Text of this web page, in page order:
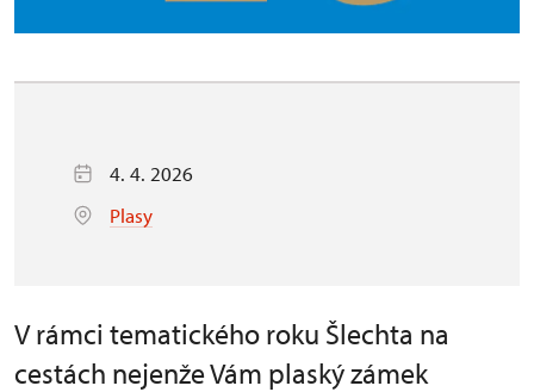
4. 4. 2026
Plasy
V rámci tematického roku Šlechta na
cestách nejenže Vám plaský zámek